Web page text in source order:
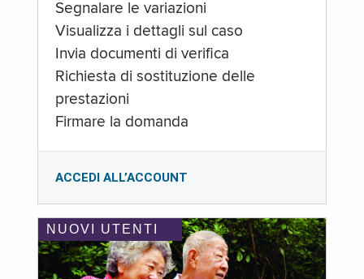
Segnalare le variazioni
Visualizza i dettagli sul caso
Invia documenti di verifica
Richiesta di sostituzione delle
prestazioni
Firmare la domanda
ACCEDI ALL’ACCOUNT
NUOVI UTENTI